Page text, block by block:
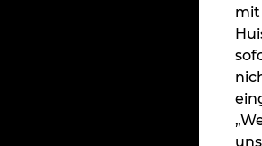
mit